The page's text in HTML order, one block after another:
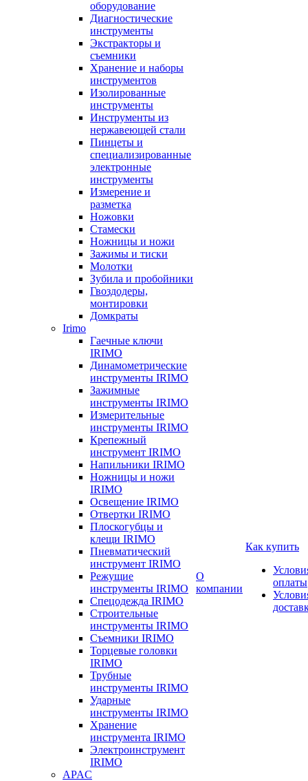
оборудование
Диагностические
инструменты
Экстракторы и
съемники
Хранение и наборы
инструментов
Изолированные
инструменты
Инструменты из
нержавеющей стали
Пинцеты и
специализированные
электронные
инструменты
Измерение и
разметка
Ножовки
Стамески
Ножницы и ножи
Зажимы и тиски
Молотки
Зубила и пробойники
Гвоздодеры,
монтировки
Домкраты
Irimo
Гаечные ключи
IRIMO
Динамометрические
инструменты IRIMO
Зажимные
инструменты IRIMO
Измерительные
инструменты IRIMO
Крепежный
инструмент IRIMO
Напильники IRIMO
Ножницы и ножи
IRIMO
Освещение IRIMO
Отвертки IRIMO
Плоскогубцы и
клещи IRIMO
Пневматический
инструмент IRIMO
Режущие
инструменты IRIMO
Спецодежда IRIMO
Строительные
инструменты IRIMO
Съемники IRIMO
Торцевые головки
IRIMO
Трубные
инструменты IRIMO
Ударные
инструменты IRIMO
Хранение
инструмента IRIMO
Электроинструмент
IRIMO
APAC
О
компании
Как купить
оплаты